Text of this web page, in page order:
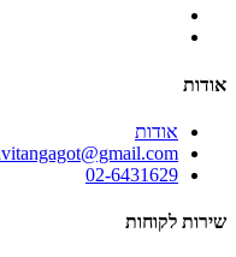
אודות
אודות
02-6431629
שירות לקוחות